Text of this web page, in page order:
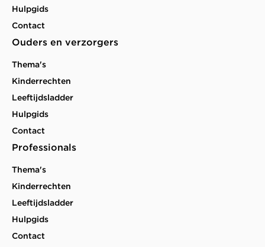
Hulpgids
Contact
Ouders en verzorgers
Thema's
Kinderrechten
Leeftijdsladder
Hulpgids
Contact
Professionals
Thema's
Kinderrechten
Leeftijdsladder
Hulpgids
Contact